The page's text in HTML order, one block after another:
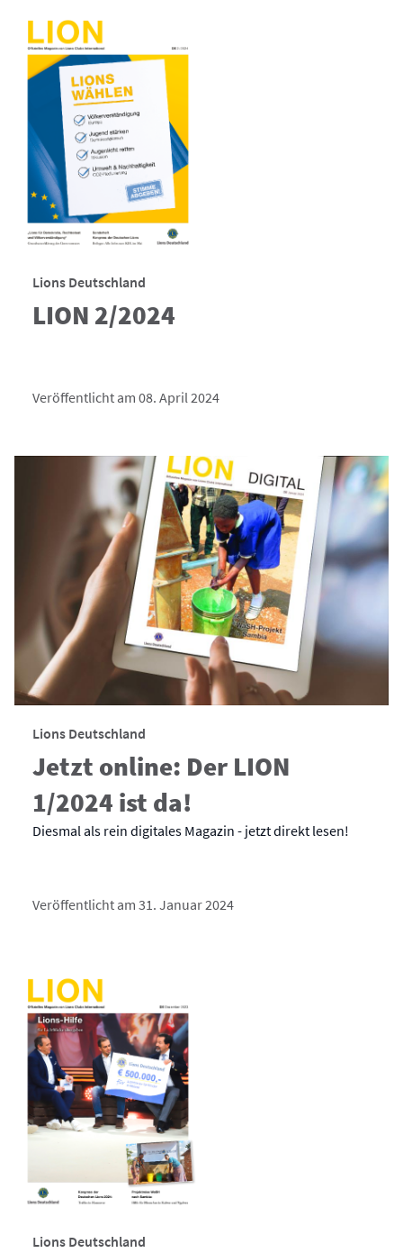
Lions Deutschland
LION 2/2024
Veröffentlicht am 08. April 2024
Lions Deutschland
Jetzt online: Der LION
1/2024 ist da!
Diesmal als rein digitales Magazin - jetzt direkt lesen!
Veröffentlicht am 31. Januar 2024
Lions Deutschland